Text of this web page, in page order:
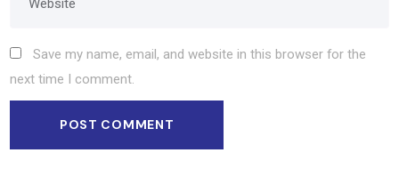
Save my name, email, and website in this browser for the
next time I comment.